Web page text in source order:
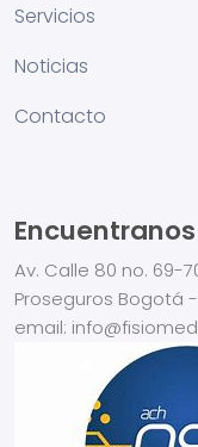
Servicios
Noticias
Contacto
Encuentranos
Av. Calle 80 no. 69-
Proseguros Bogotá
email: